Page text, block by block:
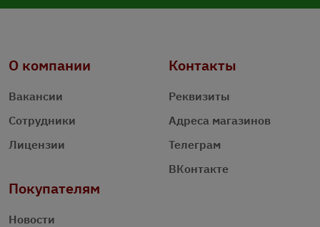
О компании
Вакансии
Сотрудники
Лицензии
Контакты
Реквизиты
Адреса магазинов
Телеграм
ВКонтакте
Покупателям
Новости